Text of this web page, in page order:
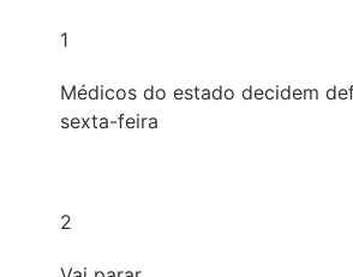
1
Médicos do estado decidem
sexta-feira
2